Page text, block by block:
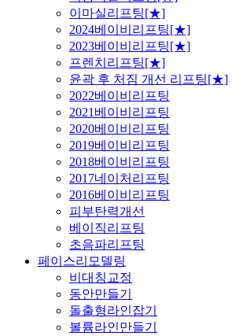
이마실리프팅[★]
2024베이비리프팅[★]
2023베이비리프팅[★]
프렌치리프팅[★]
윤곽 후 처짐 개선 리프팅[★]
2022베이비리프팅
2021베이비리프팅
2020베이비리프팅
2019베이비리프팅
2018베이비리프팅
2017네이처리프팅
2016베이비리프팅
피부탄력개선
베이직리프팅
초음파리프팅
페이스리모델링
비대칭교정
동안만들기
돌출형라인잡기
볼륨라인만들기